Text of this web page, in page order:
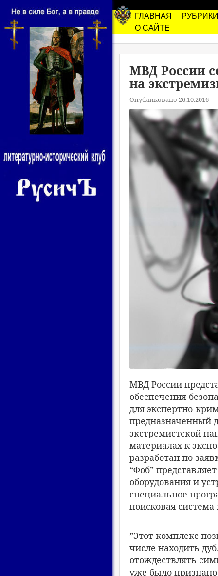
ГЛАВНАЯ
РУБРИКИ
О САЙТЕ
МВД России
на
Опубликовано 26.10.2016
МВД России
обеспечения
для экспертно-
предназначенный
экстремистской
материалах к
разработан по
“Фоб”
оборудования и
специальное
поисковая
”Этот комплекс
числе находить
отождествлять
уже было